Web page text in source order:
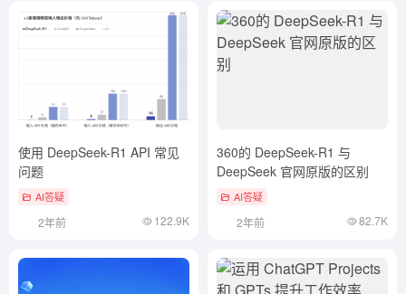
使用 DeepSeek-R1 API 常见
问题
AI答疑
2年前 122.9K
360的 DeepSeek-R1 与
DeepSeek 官网原版的区别
AI答疑
2年前 82.7K